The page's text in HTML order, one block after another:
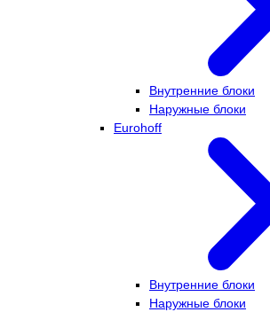
Внутренние блоки
Наружные блоки
Eurohoff
Внутренние блоки
Наружные блоки